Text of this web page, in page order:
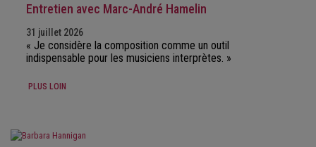
Entretien avec Marc-André Hamelin
31 juillet 2026
« Je considère la composition comme un outil
indispensable pour les musiciens interprètes. »
PLUS LOIN